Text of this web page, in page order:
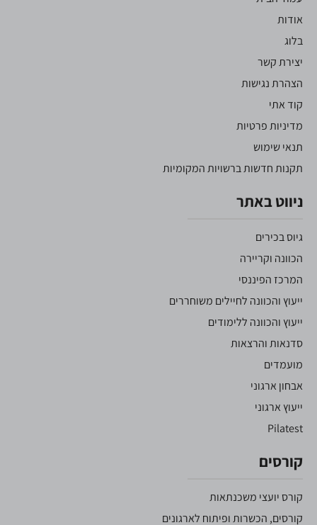
אודות
בלוג
יצירת קשר
הצהרת נגישות
קוד אתי
מדיניות פרטיות
תנאי שימוש
תקנות חדשות ברשויות המקומיות
ניווט באתר
גיוס בכירים
הכוונה וקריירה
המרכז הפיננסי
ייעוץ והכוונה לחיילים משוחררים
ייעוץ והכוונה ללימודים
סדנאות והרצאות
מועמדים
אבחון ארגוני
ייעוץ ארגוני
Pilatest
קורסים
קורס יועצי משכנתאות
קורסים, הכשרות ופיתוח לארגונים